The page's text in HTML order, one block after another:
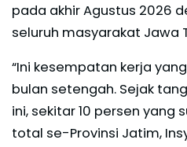
pada akhir Agustus 2026
seluruh masyarakat Jawa
“Ini kesempatan kerja
bulan setengah. Sejak
ini, sekitar 10 persen yang
total se-Provinsi Jatim,